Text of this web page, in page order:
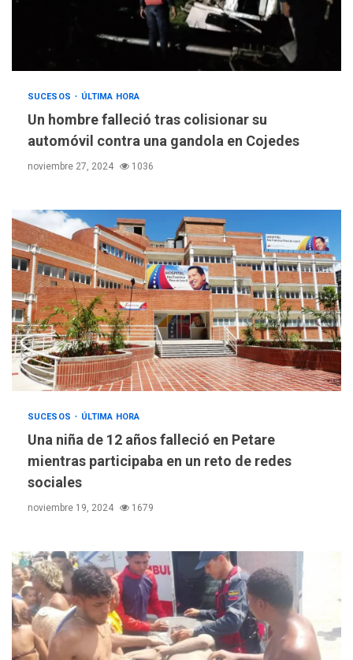
SUCESOS ÚLTIMA HORA
Un hombre falleció tras colisionar su
automóvil contra una gandola en Cojedes
noviembre 27, 2024 1036
SUCESOS ÚLTIMA HORA
Una niña de 12 años falleció en Petare
mientras participaba en un reto de redes
sociales
noviembre 19, 2024 1679